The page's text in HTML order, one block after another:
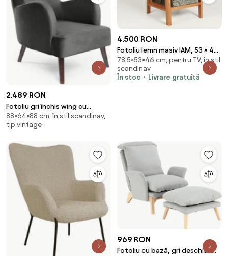
2.489 RON
Fotoliu gri închis wing cu
tapițerie din catifea Noemye –
Bonami Selection
88×64×88 cm, în stil scandinav,
tip vintage
4.500 RON
Fotoliu lemn masiv IAM, 53 × 46
× 78,5 cm
78,5×53×46 cm, pentru TV, în stil
scandinav
În stoc
Livrare gratuită
969 RON
Fotoliu cu bază, gri deschis /